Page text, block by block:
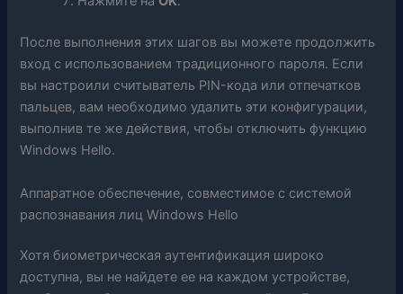
После выполнения этих шагов вы можете продолжить
вход с использованием традиционного пароля. Если
вы настроили считыватель PIN-кода или отпечатков
пальцев, вам необходимо удалить эти конфигурации,
выполнив те же действия, чтобы отключить функцию
Windows Hello.
Аппаратное обеспечение, совместимое с системой
распознавания лиц Windows Hello
Хотя биометрическая аутентификация широко
доступна, вы не найдете ее на каждом устройстве,